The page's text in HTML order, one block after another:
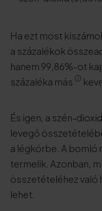
Ha ezt most
a százalékok
hanem 99,86%-ot
százaléka más
És igen, a szén-
levegő
a légkörbe. A bomló
termelik. Azonban,
összetételéhez való
lehet.